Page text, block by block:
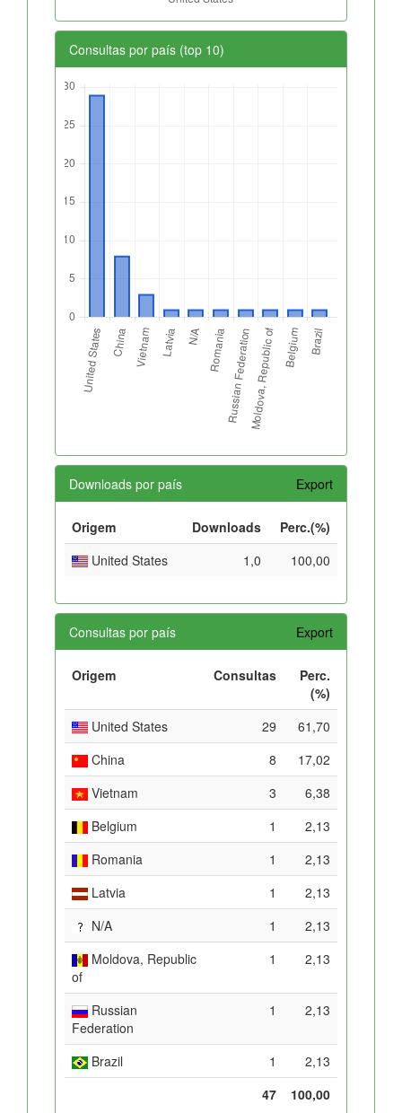
Consultas por país (top 10)
Downloads por país Export
Origem Downloads
Perc.(%)
United States
1,0 100,00
Consultas por país Export
Origem Consultas
Perc.
(%)
United States
29
61,70
China
8
17,02
Vietnam
3
6,38
Belgium
1
2,13
Romania
1
2,13
Latvia
1
2,13
N/A
1
2,13
Moldova, Republic
of
1 2,13
Russian
Federation
1 2,13
Brazil 1
2,13
47
100,00